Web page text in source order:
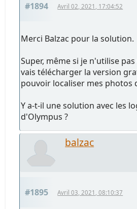
#1894 Avril 02, 2021, 17:04:52
Merci Balzac pour la solution.
Super, même si je n'utilise
vais télécharger la version
pouvoir localiser mes photos
Y a-t-il une solution avec les
d'Olympus ?
balzac
#1895 Avril 03, 2021, 08:10:37